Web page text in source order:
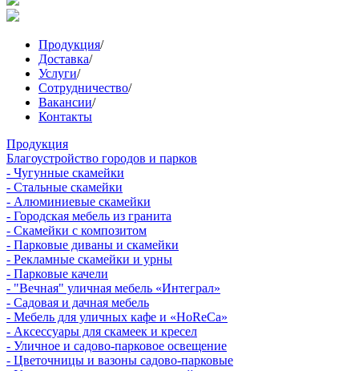
Продукция/
Доставка/
Услуги/
Сотрудничество/
Вакансии/
Контакты
Продукция
Благоустройство городов и парков
- Чугунные скамейки
- Стальные скамейки
- Алюминиевые скамейки
- Городская мебель из гранита
- Скамейки с композитом
- Парковые диваны и скамейки
- Рекламные скамейки и урны
- Парковые качели
- "Вечная" уличная мебель «Интеграл»
- Садовая и дачная мебель
- Мебель для уличных кафе и «HoReCa»
- Аксессуары для скамеек и кресел
- Уличное и садово-парковое освещение
- Цветочницы и вазоны садово-парковые